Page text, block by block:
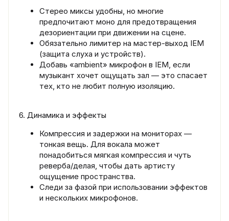
Стерео миксы удобны, но многие
предпочитают моно для предотвращения
дезориентации при движении на сцене.
Обязательно лимитер на мастер-выход IEM
(защита слуха и устройств).
Добавь «ambient» микрофон в IEM, если
музыкант хочет ощущать зал — это спасает
тех, кто не любит полную изоляцию.
6. Динамика и эффекты
Компрессия и задержки на мониторах —
тонкая вещь. Для вокала может
понадобиться мягкая компрессия и чуть
реверба/делая, чтобы дать артисту
ощущение пространства.
Следи за фазой при использовании эффектов
и нескольких микрофонов.